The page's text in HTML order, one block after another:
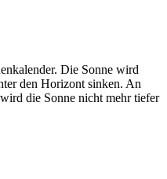
Die Sonne wird
den Horizont sinken. An
die Sonne nicht mehr tiefer